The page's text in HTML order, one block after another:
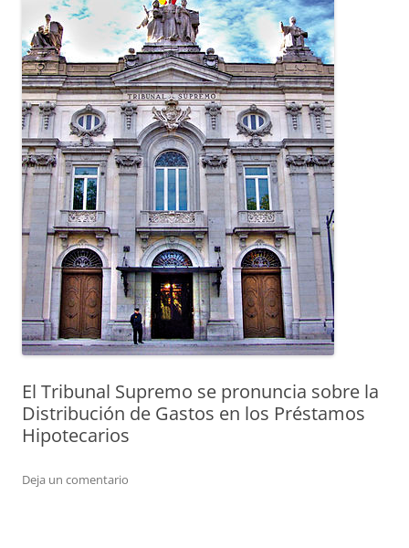
El Tribunal Supremo se pronuncia sobre la
Distribución de Gastos en los Préstamos
Hipotecarios
Deja un comentario